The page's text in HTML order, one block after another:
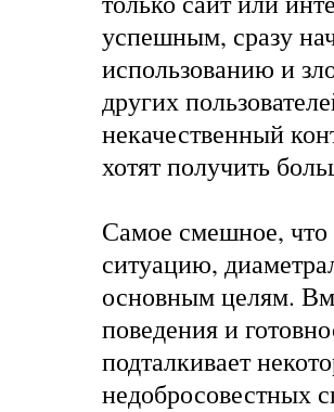
успешным, сразу
использованию и
других
некачественный
хотят получить
Самое смешное,
ситуацию,
основным целям.
поведения и
подталкивает
недобросовестных